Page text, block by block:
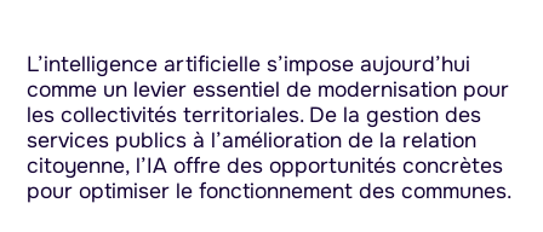
L’intelligence artificielle s’impose aujourd’hui
comme un levier essentiel de modernisation pour
les collectivités territoriales. De la gestion des
services publics à l’amélioration de la relation
citoyenne, l’IA offre des opportunités concrètes
pour optimiser le fonctionnement des communes.